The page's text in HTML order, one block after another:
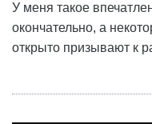
У меня такое
окончательно, а
открыто призывают к